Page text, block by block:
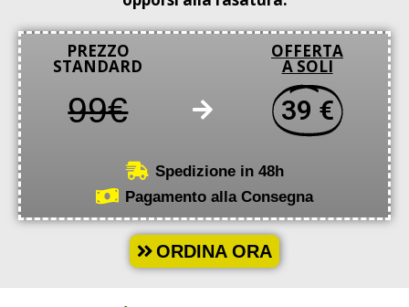
PREZZO
STANDARD
99€
OFFERTA
A SOLI
39 €
Spedizione in 48h
Pagamento alla Consegna
ORDINA ORA